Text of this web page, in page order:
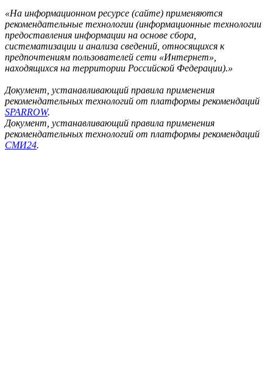
«На информационном ресурсе (сайте) применяются
рекомендательные технологии (информационные технологии
предоставления информации на основе сбора,
систематизации и анализа сведений, относящихся к
предпочтениям пользователей сети «Интернет»,
находящихся на территории Российской Федерации).»
Документ, устанавливающий правила применения
рекомендательных технологий от платформы рекомендаций
SPARROW.
Документ, устанавливающий правила применения
рекомендательных технологий от платформы рекомендаций
СМИ24.